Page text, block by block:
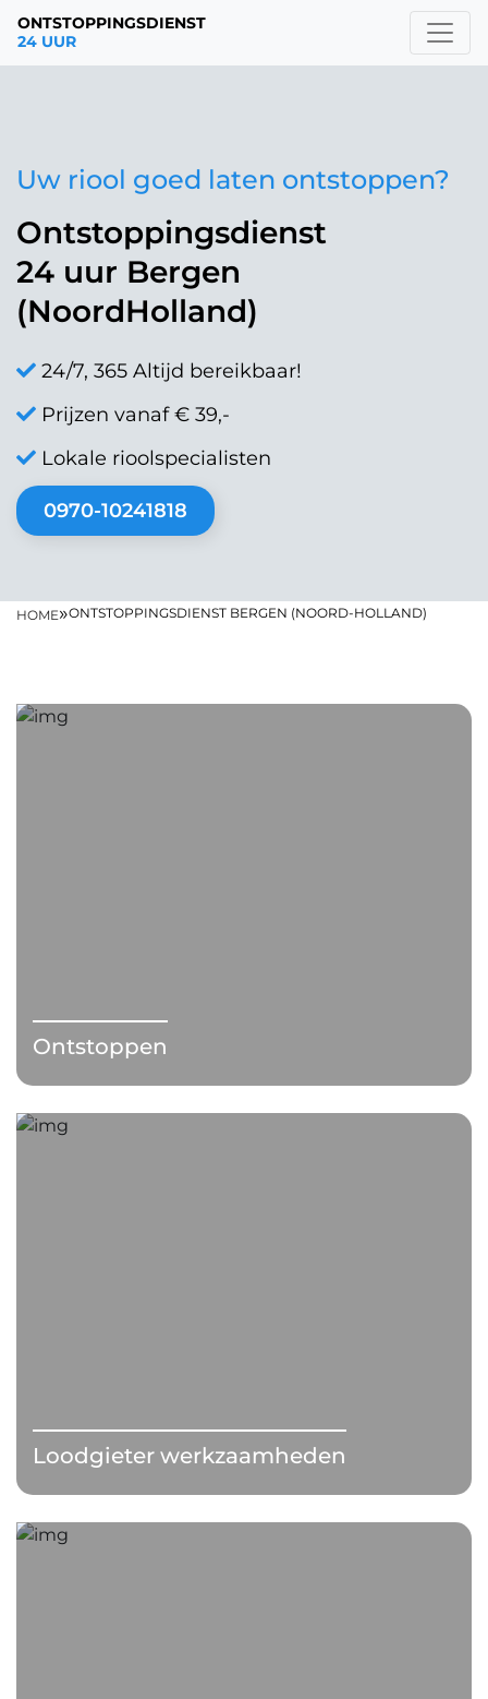
ONTSTOPPINGSDIENST
24 UUR
Uw riool goed laten ontstoppen?
Ontstoppingsdienst
24 uur Bergen
(NoordHolland)
24/7, 365 Altijd bereikbaar!
Prijzen vanaf € 39,-
Lokale rioolspecialisten
0970-10241818
HOME»ONTSTOPPINGSDIENST BERGEN (NOORD-HOLLAND)
Ontstoppen
Loodgieter werkzaamheden